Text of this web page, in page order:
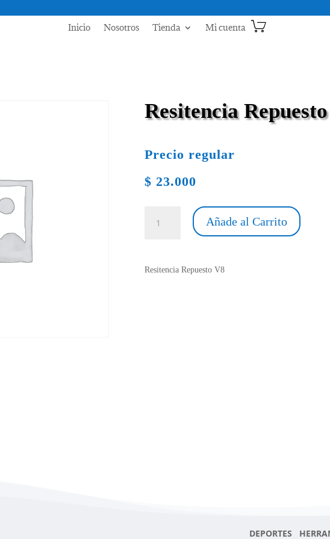
Inicio Nosotros Tienda Mi cuenta
Resitencia
Precio regular
$ 23.000
Repuesto
Añade al Carrito
Resitencia Repuesto V8
DEPORTES